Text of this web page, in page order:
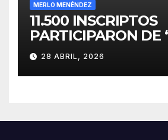
MERLO MENÉNDEZ
11.500 INSCRIPTOS
PARTICIPARON DE
CORRE POR
28 ABRIL, 2026